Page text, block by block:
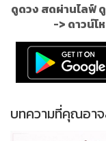
ดูดวง สดผ่านไลฟ์
-> ดาวน์โ
บทความที่คุณอาจ